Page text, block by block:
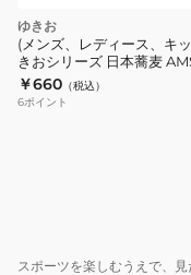
ゆきお
(メンズ、レディース、キ
きおシリーズ 日本蕎麦
ニホンソバ
￥660 （税込）
6ポイント
スポーツを楽しむうえで、